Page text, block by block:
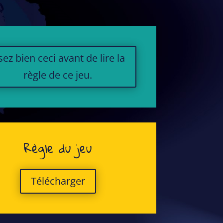
bien ceci avant de lire la
règle de ce jeu.
Règle du jeu
Télécharger